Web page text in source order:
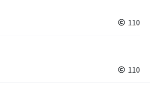
110
110